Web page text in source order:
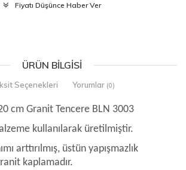
Fiyatı Düşünce Haber Ver
ÜRÜN BILGISI
Seçenekleri Yorumlar (0)
cm Granit Tencere BLN 3003
kullanılarak üretilmiştir.
arttırılmış, üstün yapışmazlık
kaplamadır.